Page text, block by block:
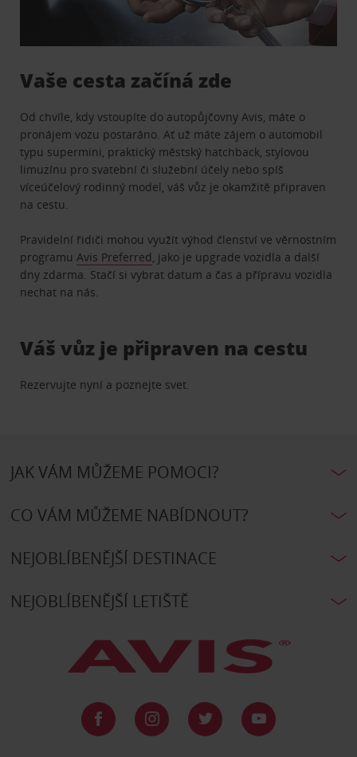
Vaše cesta začíná zde
Od chvíle, kdy vstoupíte do autopůjčovny Avis, máte o
pronájem vozu postaráno. Ať už máte zájem o automobil
typu supermini, praktický městský hatchback, stylovou
limuzínu pro svatební či služební účely nebo spíš
víceúčelový rodinný model, váš vůz je okamžitě připraven
na cestu.
Pravidelní řidiči mohou využít výhod členství ve věrnostním
programuAvis Preferred, jako je upgrade vozidla a další
dny zdarma. Stačí si vybrat datum a čas a přípravu vozidla
nechat na nás.
Váš vůz je připraven na cestu
Rezervujte nyní a poznejte svet.
JAK VÁM MŮŽEME POMOCI?
CO VÁM MŮŽEME NABÍDNOUT?
NEJOBLÍBENĚJŠÍ DESTINACE
NEJOBLÍBENĚJŠÍ LETIŠTĚ